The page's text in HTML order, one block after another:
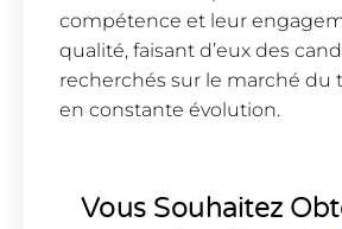
compétence et leur
qualité, faisant d’eux des
recherchés sur le marché du
en constante évolution.
Vous Souhaitez